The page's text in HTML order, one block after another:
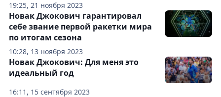
19:25, 21 ноября 2023
10:28, 13 ноября 2023
Новак Джокович гарантировал
себе звание первой ракетки мира
по итогам сезона
16:11, 15 сентября 2023
Новак Джокович: Для меня это
идеальный год